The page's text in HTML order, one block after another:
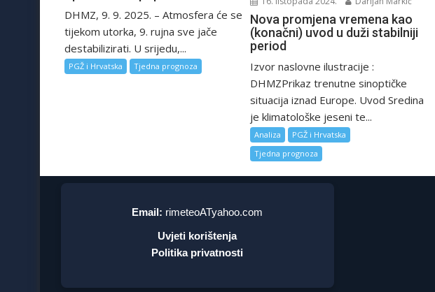
DHMZ, 9. 9. 2025. – Atmosfera će se
tijekom utorka, 9. rujna sve jače
destabilizirati. U srijedu,...
PGŽ i Hrvatska Tjedna prognoza
Nova promjena vremena kao
(konačni) uvod u duži stabilniji
period
Izvor naslovne ilustracije :
DHMZPrikaz trenutne sinoptičke
situacija iznad Europe. Uvod Sredina
je klimatološke jeseni te...
Analiza
PGŽ i Hrvatska
Tjedna prognoza
Email: rimeteoATyahoo.com
Uvjeti korištenja
Politika privatnosti